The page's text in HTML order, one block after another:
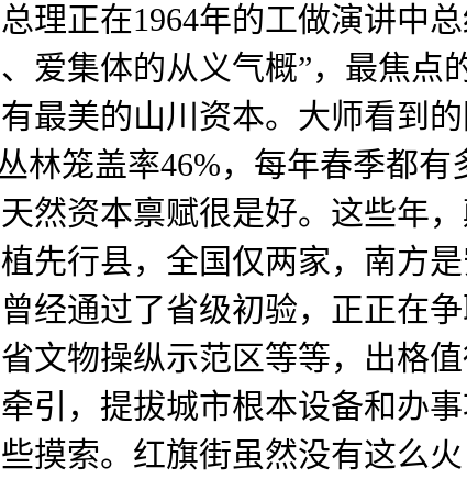
理正在1964年的工做演讲中
爱集体的从义气概”，最焦点
最美的山川资本。大师看到
林笼盖率46%，每年春季都
然资本禀赋很是好。这些年
先行县，全国仅两家，南方
经通过了省级初验，正正在
文物操纵示范区等等，出格
引，提拔城市根本设备和办
摸索。红旗街虽然没有这么